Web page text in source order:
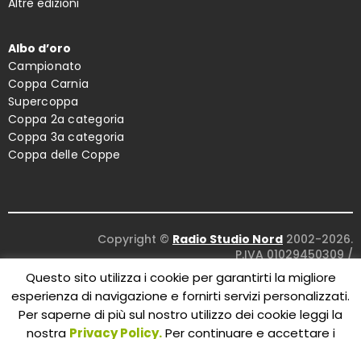
Albo d’oro
Campionato
Coppa Carnia
Supercoppa
Coppa 2a categoria
Coppa 3a categoria
Coppa delle Coppe
Copyright © Radio Studio Nord 2002-2026.
P.IVA 01029450309 /
Concept and design:Five Studio
Maintenance:Clyco SRL. All Rights Reserved.
Questo sito utilizza i cookie per garantirti la migliore
esperienza di navigazione e fornirti servizi personalizzati.
Per saperne di più sul nostro utilizzo dei cookie leggi la
nostra Privacy Policy.Per continuare e accettare i